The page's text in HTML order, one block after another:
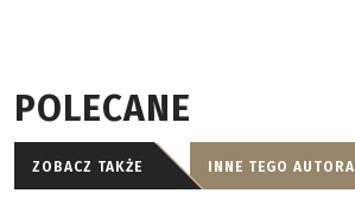
POLECANE
ZOBACZ TAKŻE INNE TEGO AUTORA